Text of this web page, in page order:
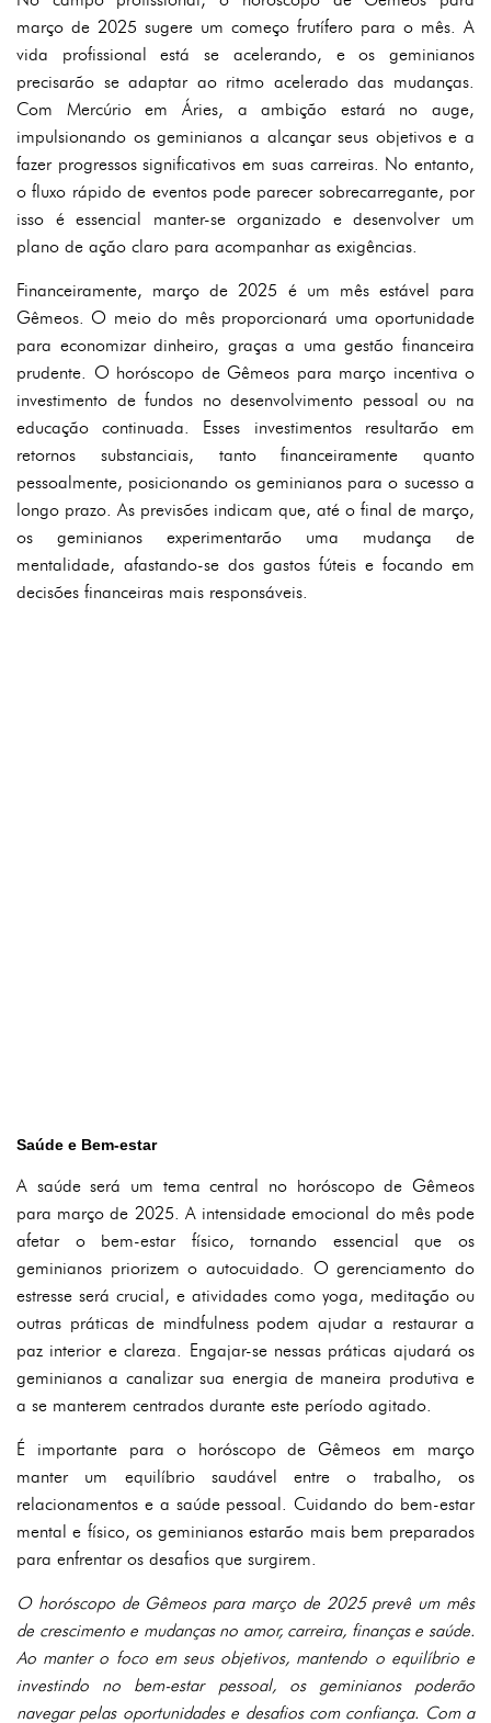
março de 2025 sugere um começo frutífero para o mês. A
vida profissional está se acelerando, e os geminianos
precisarão se adaptar ao ritmo acelerado das mudanças.
Com Mercúrio em Áries, a ambição estará no auge,
impulsionando os geminianos a alcançar seus objetivos e a
fazer progressos significativos em suas carreiras. No entanto,
o fluxo rápido de eventos pode parecer sobrecarregante, por
isso é essencial manter-se organizado e desenvolver um
plano de ação claro para acompanhar as exigências.
Financeiramente, março de 2025 é um mês estável para
Gêmeos. O meio do mês proporcionará uma oportunidade
para economizar dinheiro, graças a uma gestão financeira
prudente. O horóscopo de Gêmeos para março incentiva o
investimento de fundos no desenvolvimento pessoal ou na
educação continuada. Esses investimentos resultarão em
retornos substanciais, tanto financeiramente quanto
pessoalmente, posicionando os geminianos para o sucesso a
longo prazo. As previsões indicam que, até o final de março,
os geminianos experimentarão uma mudança de
mentalidade, afastando-se dos gastos fúteis e focando em
decisões financeiras mais responsáveis.
Saúde e Bem-estar
A saúde será um tema central no horóscopo de Gêmeos
para março de 2025. A intensidade emocional do mês pode
afetar o bem-estar físico, tornando essencial que os
geminianos priorizem o autocuidado. O gerenciamento do
estresse será crucial, e atividades como yoga, meditação ou
outras práticas de mindfulness podem ajudar a restaurar a
paz interior e clareza. Engajar-se nessas práticas ajudará os
geminianos a canalizar sua energia de maneira produtiva e
a se manterem centrados durante este período agitado.
É importante para o horóscopo de Gêmeos em março
manter um equilíbrio saudável entre o trabalho, os
relacionamentos e a saúde pessoal. Cuidando do bem-estar
mental e físico, os geminianos estarão mais bem preparados
para enfrentar os desafios que surgirem.
O horóscopo de Gêmeos para março de 2025 prevê um mês
de crescimento e mudanças no amor, carreira, finanças e saúde.
Ao manter o foco em seus objetivos, mantendo o equilíbrio e
investindo no bem-estar pessoal, os geminianos poderão
navegar pelas oportunidades e desafios com confiança. Com a